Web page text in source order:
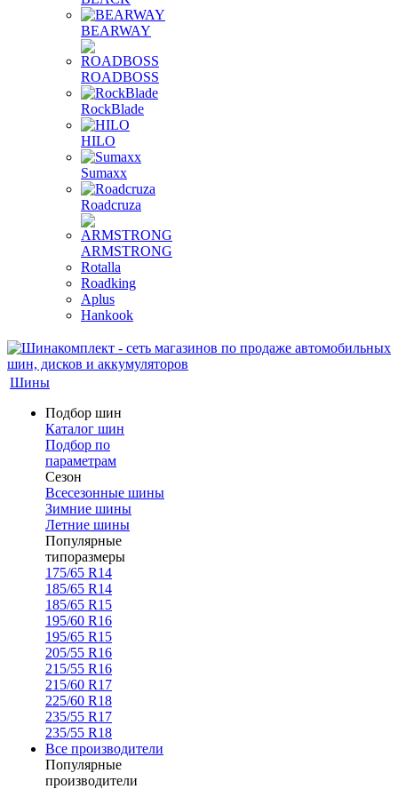
BEARWAY
ROADBOSS
RockBlade
HILO
Sumaxx
Roadcruza
ARMSTRONG
Rotalla
Roadking
Aplus
Hankook
Шины
Подбор шин
Каталог шин
Подбор по
параметрам
Сезон
Всесезонные шины
Зимние шины
Летние шины
Популярные
типоразмеры
175/65 R14
185/65 R14
185/65 R15
195/60 R16
195/65 R15
205/55 R16
215/55 R16
215/60 R17
225/60 R18
235/55 R17
235/55 R18
Все производители
Популярные
производители